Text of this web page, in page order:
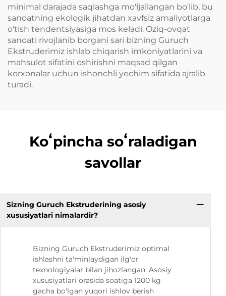
minimal darajada saqlashga mo'ljallangan bo'lib, bu
sanoatning ekologik jihatdan xavfsiz amaliyotlarga
o'tish tendentsiyasiga mos keladi. Oziq-ovqat
sanoati rivojlanib borgani sari bizning Guruch
Ekstruderimiz ishlab chiqarish imkoniyatlarini va
mahsulot sifatini oshirishni maqsad qilgan
korxonalar uchun ishonchli yechim sifatida ajralib
turadi.
Koʻpincha soʻraladigan
savollar
Sizning Guruch Ekstruderining asosiy
xususiyatlari nimalardir?
Bizning Guruch Ekstruderimiz optimal
ishlashni ta'minlaydigan ilg'or
texnologiyalar bilan jihozlangan. Asosiy
xususiyatlari orasida soatiga 1200 kg
gacha bo'lgan yuqori ishlov berish